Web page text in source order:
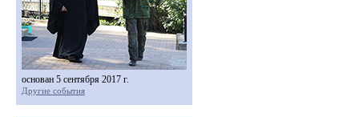
основан 5 сентября 2017 г.
Другие события